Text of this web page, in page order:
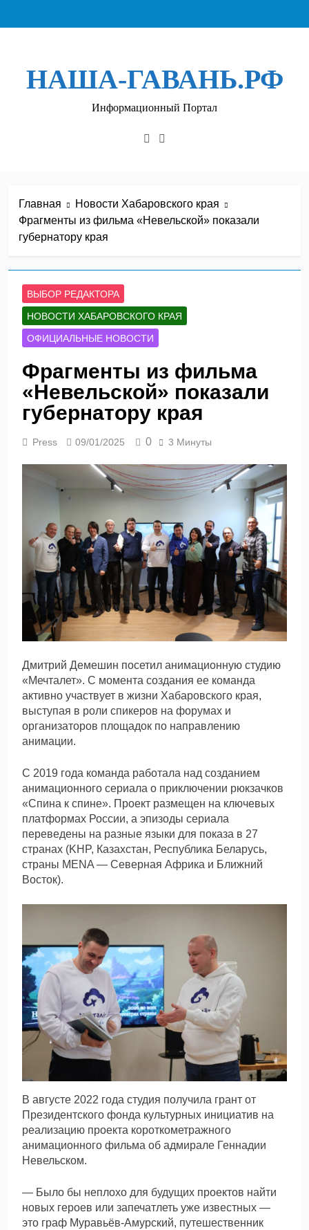
НАША-ГАВАНЬ.РФ
Информационный Портал
Главная
Новости Хабаровского края
Фрагменты из фильма «Невельской» показали
губернатору края
ВЫБОР РЕДАКТОРА
НОВОСТИ ХАБАРОВСКОГО КРАЯ
ОФИЦИАЛЬНЫЕ НОВОСТИ
Фрагменты из фильма
«Невельской» показали
губернатору края
Press 09/01/2025 0 3 Минуты
Дмитрий Демешин посетил анимационную студию
«Мечталет». С момента создания ее команда
активно участвует в жизни Хабаровского края,
выступая в роли спикеров на форумах и
организаторов площадок по направлению
анимации.
С 2019 года команда работала над созданием
анимационного сериала о приключении рюкзачков
«Спина к спине». Проект размещен на ключевых
платформах России, а эпизоды сериала
переведены на разные языки для показа в 27
странах (KHP, Казахстан, Республика Беларусь,
страны MENA — Северная Африка и Ближний
Восток).
В августе 2022 года студия получила грант от
Президентского фонда культурных инициатив на
реализацию проекта короткометражного
анимационного фильма об адмирале Геннадии
Невельском.
— Было бы неплохо для будущих проектов найти
новых героев или запечатлеть уже известных —
это граф Муравьёв-Амурский, путешественник